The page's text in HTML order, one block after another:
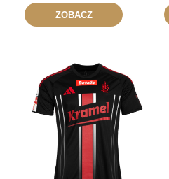
ZOBACZ